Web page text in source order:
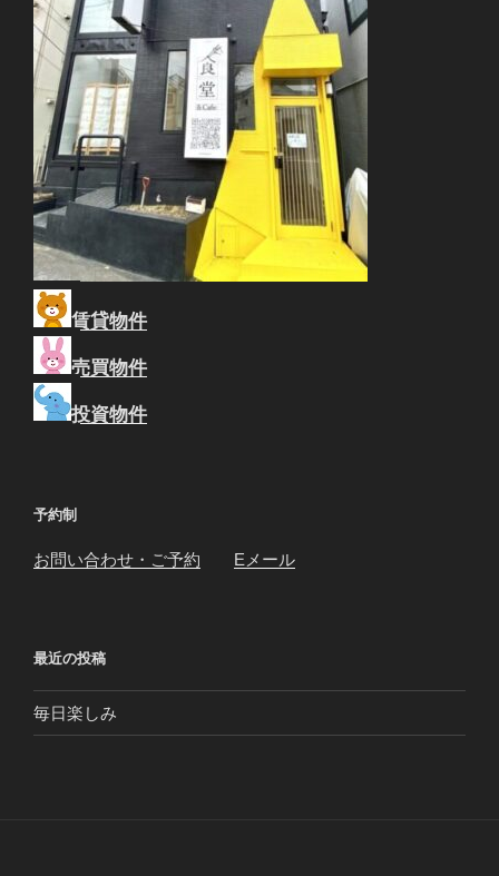
賃貸物件
売買物件
投資物件
予約制
お問い合わせ・ご予約 Eメール
最近の投稿
毎日楽しみ